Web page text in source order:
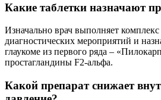
Какие таблетки назначают
Изначально врач выполняет
диагностических мероприятий и
глаукоме из первого ряда –
простагландины F2-альфа.
Какой препарат снижает